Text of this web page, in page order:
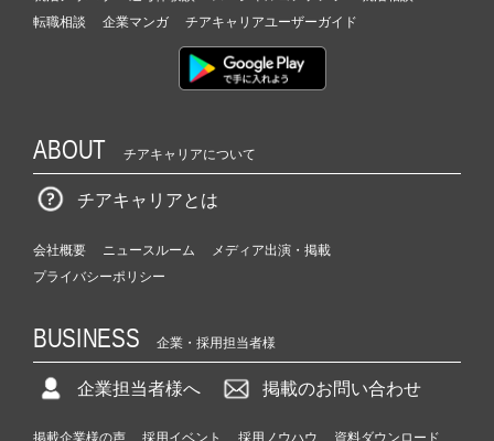
転職相談
企業マンガ チアキャリアユーザーガイド
ABOUT チアキャリアについて
チアキャリアとは
会社概要 ニュースルーム
メディア出演・掲載
プライバシーポリシー
BUSINESS 企業・採用担当者様
企業担当者様へ 掲載のお問い合わせ